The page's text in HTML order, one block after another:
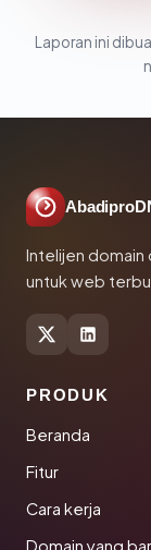
Laporan ini
Intelijen
untuk web
PRODUK
Beranda
Fitur
Cara kerja
Domain yang